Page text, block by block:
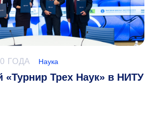
ГОДА Наука
«Турнир Трех Наук» в НИТУ